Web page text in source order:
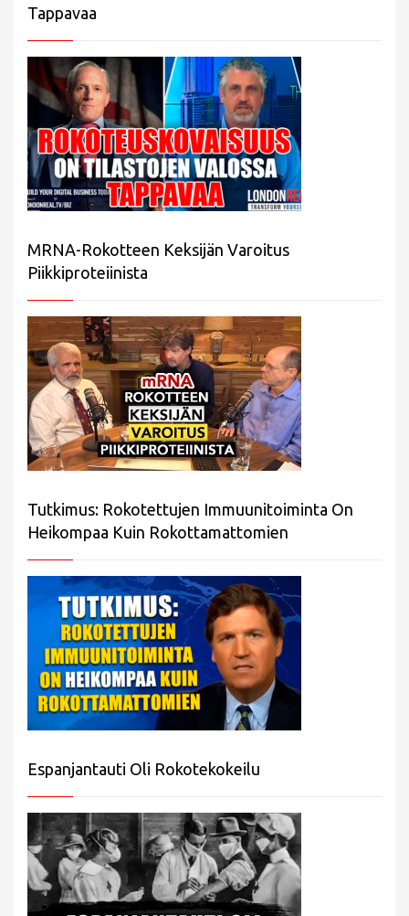
Tappavaa
MRNA-Rokotteen Keksijän Varoitus
Piikkiproteiinista
Tutkimus: Rokotettujen Immuunitoiminta On
Heikompaa Kuin Rokottamattomien
Espanjantauti Oli Rokotekokeilu